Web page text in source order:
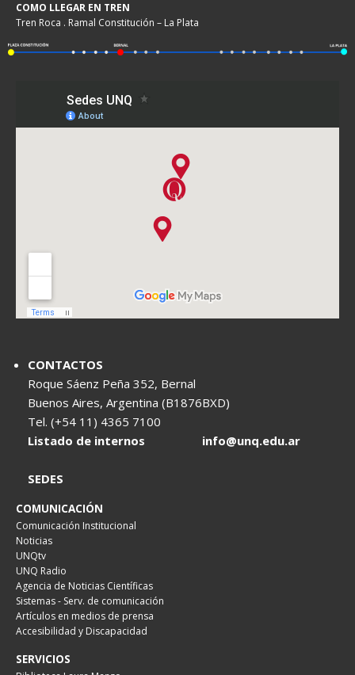
COMO LLEGAR EN TREN
Tren Roca . Ramal Constitución – La Plata
CONTACTOS
Roque Sáenz Peña 352, Bernal
Buenos Aires, Argentina (B1876BXD)
Tel. (+54 11) 4365 7100
Listado de internos
info@unq.edu.ar
SEDES
COMUNICACIÓN
Comunicación Institucional
Noticias
UNQtv
UNQ Radio
Agencia de Noticias Científicas
Sistemas - Serv. de comunicación
Artículos en medios de prensa
Accesibilidad y Discapacidad
SERVICIOS